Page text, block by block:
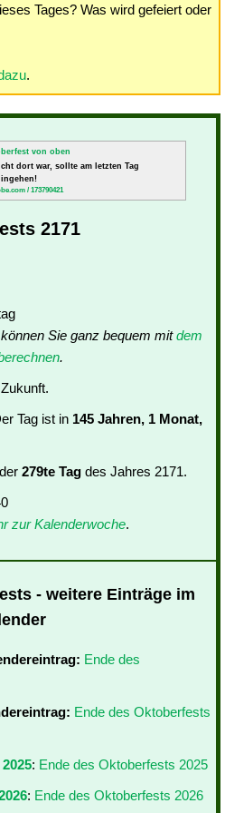
Tages? Was wird gefeiert oder
.
dort war, sollte am letzten Tag
/ 173790421
2171
Sie ganz bequem mitdem
.
Tag ist in 145 Jahren, 1 Monat,
279te Tag des Jahres 2171.
zur Kalenderwoche.
- weitere Einträge im
Ende des
Ende des Oktoberfests
: Ende des Oktoberfests 2025
: Ende des Oktoberfests 2026